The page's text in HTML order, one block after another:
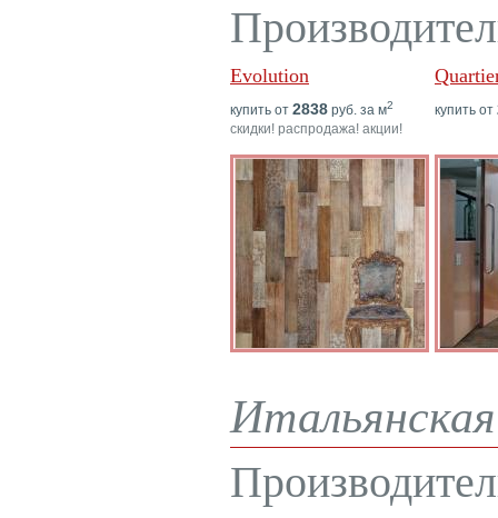
Evolution
купить от 2838 руб. за м2
скидки! распродажа! акции!
купить от